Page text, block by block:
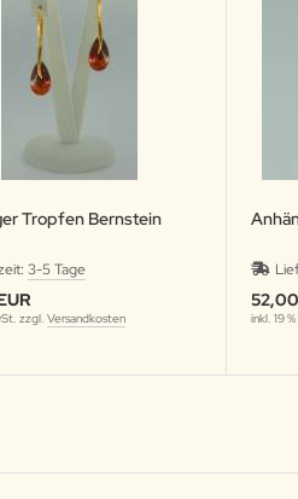
Tropfen Bernstein
3-5 Tage
zzgl.Versandkosten inkl. 19